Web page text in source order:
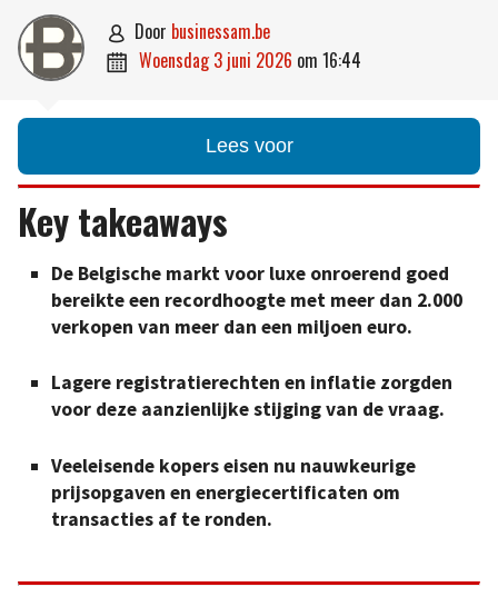
 door businessam.be
 woensdag 3 juni 2026 om 16:44
Lees voor
Key takeaways
De Belgische markt voor luxe onroerend goed
bereikte een recordhoogte met meer dan 2.000
verkopen van meer dan een miljoen euro.
Lagere registratierechten en inflatie zorgden
voor deze aanzienlijke stijging van de vraag.
Veeleisende kopers eisen nu nauwkeurige
prijsopgaven en energiecertificaten om
transacties af te ronden.